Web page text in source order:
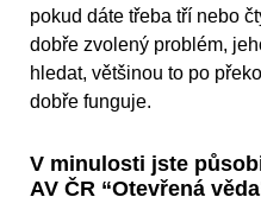
pokud dáte třeba tří nebo
dobře zvolený problém,
hledat, většinou to po
dobře funguje.
V minulosti jste
AV ČR “Otevřená